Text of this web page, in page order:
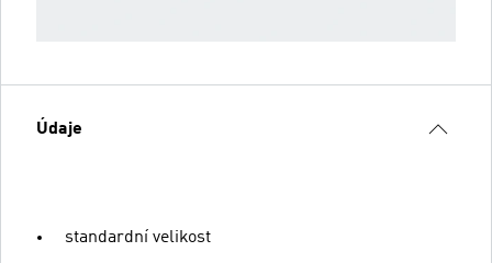
Údaje
standardní velikost